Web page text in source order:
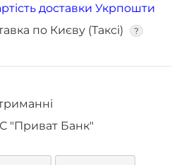
доставки Укрпошти
по Києву (Таксі)
?
"Приват Банк"